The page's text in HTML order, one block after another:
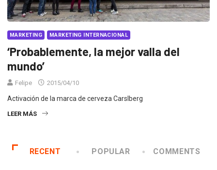
MARKETING MARKETING INTERNACIONAL
‘Probablemente, la mejor valla del
mundo’
Felipe 2015/04/10
Activación de la marca de cerveza Carslberg
LEER MÁS
RECENT POPULAR COMMENTS